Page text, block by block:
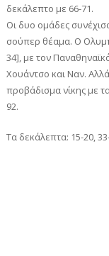
δεκάλεπτο με 66-71.
Οι δυο ομάδες
σούπερ θέαμα. Ο
34], με τον
Χουάντσο και Ναν.
προβάδισμα νίκης με
92.
Τα δεκάλεπτα: 15-20,